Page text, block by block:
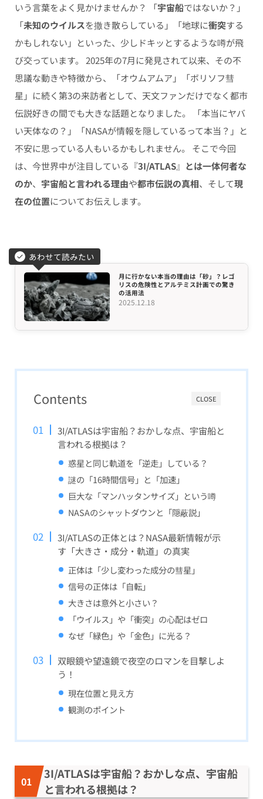
いう言葉をよく見かけませんか？ 「宇宙船ではないか？」
「未知のウイルスを撒き散らしている」「地球に衝突する
かもしれない」といった、少しドキッとするような噂が飛
び交っています。 2025年の7月に発見されて以来、その不
思議な動きや特徴から、「オウムアムア」「ボリソフ彗
星」に続く第3の来訪者として、天文ファンだけでなく都市
伝説好きの間でも大きな話題となりました。 「本当にヤバ
い天体なの？」「NASAが情報を隠しているって本当？」と
不安に思っている人もいるかもしれません。 そこで今回
は、今世界中が注目している『3I/ATLAS』 とは一体何者な
のか、 宇宙船と言われる理由や都市伝説の真相、そして現
在の位置についてお伝えします。
あわせて読みたい
月に行かない本当の理由は「砂」？レゴ
リスの危険性とアルテミス計画での驚き
の活用法
2025.12.18
CLOSE
Contents
3I/ATLASは宇宙船？おかしな点、宇宙船と
言われる根拠は？
惑星と同じ軌道を「逆走」している？
謎の「16時間信号」と「加速」
巨大な「マンハッタンサイズ」という噂
NASAのシャットダウンと「隠蔽説」
3I/ATLASの正体とは？NASA最新情報が示
す「大きさ・成分・軌道」の真実
正体は「少し変わった成分の彗星」
信号の正体は「自転」
大きさは意外と小さい？
「ウイルス」や「衝突」の心配はゼロ
なぜ「緑色」や「金色」に光る？
双眼鏡や望遠鏡で夜空のロマンを目撃しよ
う！
現在位置と見え方
観測のポイント
3I/ATLASは宇宙船？おかしな点、宇宙船
と言われる根拠は？